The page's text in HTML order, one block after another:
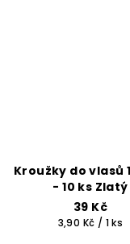
Kroužky do vlasů
- 10 ks Zlatý
39 Kč
Měrná
3,90 Kč / 1 ks